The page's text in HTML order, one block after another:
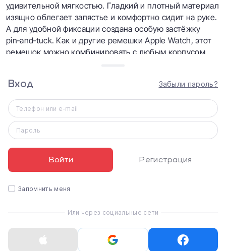
удивительной мягкостью. Гладкий и плотный материал
изящно облегает запястье и комфортно сидит на руке.
А для удобной фиксации создана особую застёжку
pin‑and‑tuck. Как и другие ремешки Apple Watch, этот
ремешок можно комбинировать с любым корпусом
Характеристики
Apple Pink Sand Sport Band (MTP72, MQ3U2, MNJ02)
для Apple Watch 38/40mm
Размер ремешка
на запястье 130-200 мм
Sport Band
Размер корпуса
Материал ремешка
Цвет ремешка
Вход Забыли пароль?
Телефон или e-mail
Пароль
Войти Регистрация
Запомнить меня
Или через социальные сети